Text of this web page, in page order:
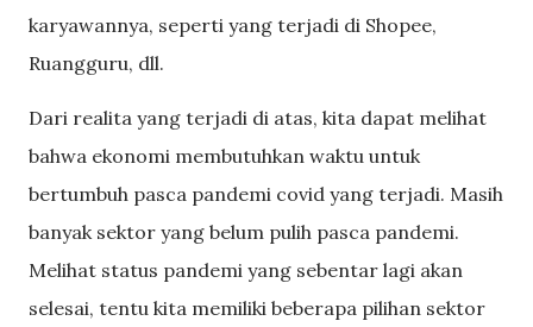
karyawannya, seperti yang terjadi di Shopee,
Ruangguru, dll.
Dari realita yang terjadi di atas, kita dapat melihat
bahwa ekonomi membutuhkan waktu untuk
bertumbuh pasca pandemi covid yang terjadi. Masih
banyak sektor yang belum pulih pasca pandemi.
Melihat status pandemi yang sebentar lagi akan
selesai, tentu kita memiliki beberapa pilihan sektor